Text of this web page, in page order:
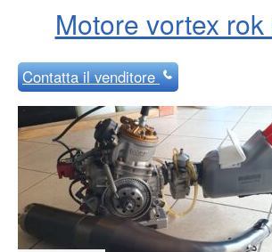
Motore vortex
Contattail venditore